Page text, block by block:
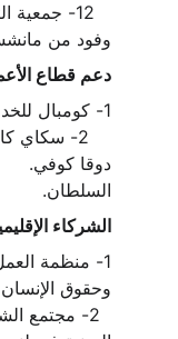
وفود من
دعم قطاع
1-
السلطان.
الشركاء
1- منظمة